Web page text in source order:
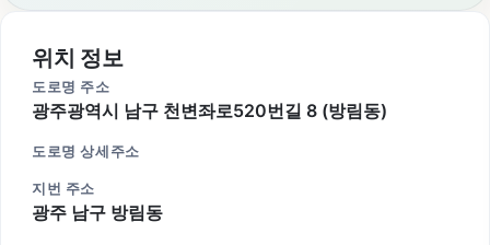
위치 정보
도로명 주소
광주광역시 남구 천변좌로520번길 8 (방림동)
도로명 상세주소
지번 주소
광주 남구 방림동